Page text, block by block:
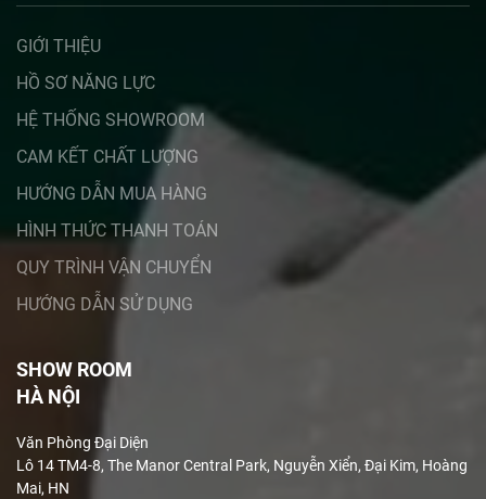
GIỚI THIỆU
HỒ SƠ NĂNG LỰC
HỆ THỐNG SHOWROOM
CAM KẾT CHẤT LƯỢNG
HƯỚNG DẪN MUA HÀNG
HÌNH THỨC THANH TOÁN
QUY TRÌNH VẬN CHUYỂN
HƯỚNG DẪN SỬ DỤNG
SHOW ROOM
HÀ NỘI
Văn Phòng Đại Diện
Lô 14 TM4-8, The Manor Central Park, Nguyễn Xiển, Đại Kim, Hoàng
Mai, HN